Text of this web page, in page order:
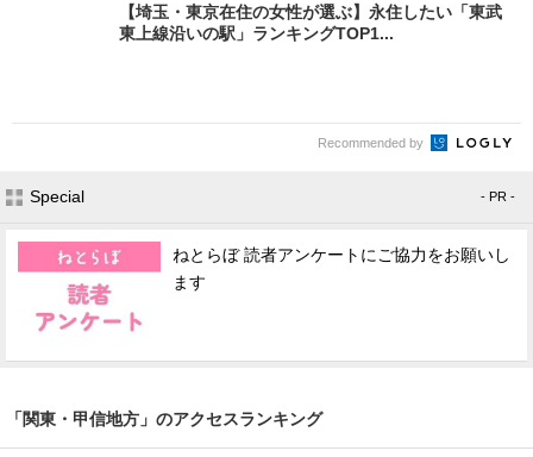
【埼玉・東京在住の女性が選ぶ】永住したい「東武
東上線沿いの駅」ランキングTOP1...
Recommended by
Special - PR -
ねとらぼ 読者アンケートにご協力をお願いし
ます
「関東・甲信地方」のアクセスランキング